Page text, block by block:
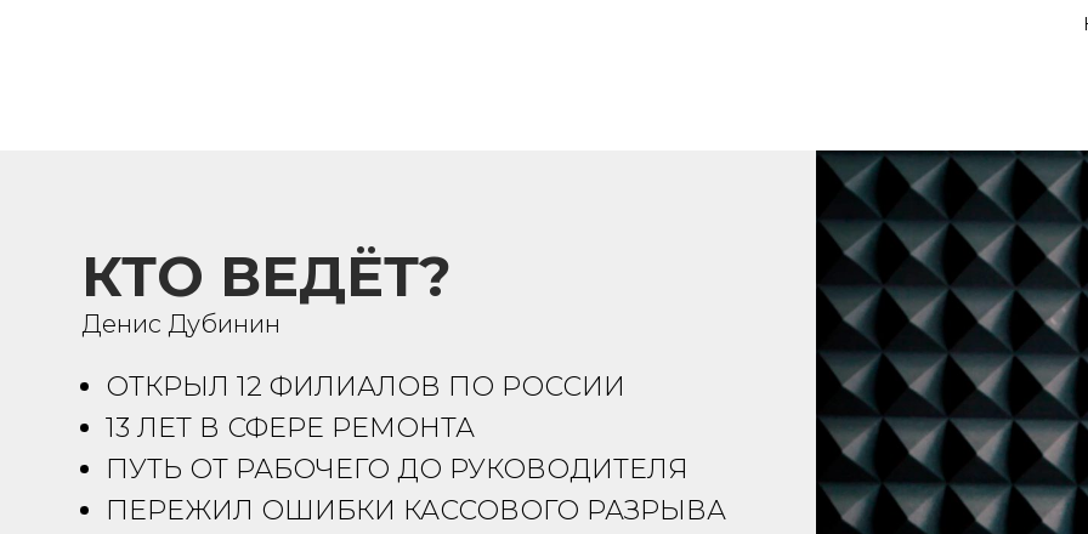
КТО ВЕДЁТ?
Денис Дубинин
ОТКРЫЛ 12 ФИЛИАЛОВ ПО РОССИИ
13 ЛЕТ В СФЕРЕ РЕМОНТА
ПУТЬ ОТ РАБОЧЕГО ДО РУКОВОДИТЕЛЯ
ПЕРЕЖИЛ ОШИБКИ КАССОВОГО РАЗРЫВА